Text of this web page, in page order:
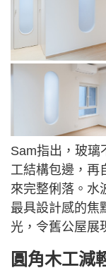
Sam指出，玻璃
工結構包邊，再
來完整俐落。水
最具設計感的焦
光，令舊公屋展
圓角木工減